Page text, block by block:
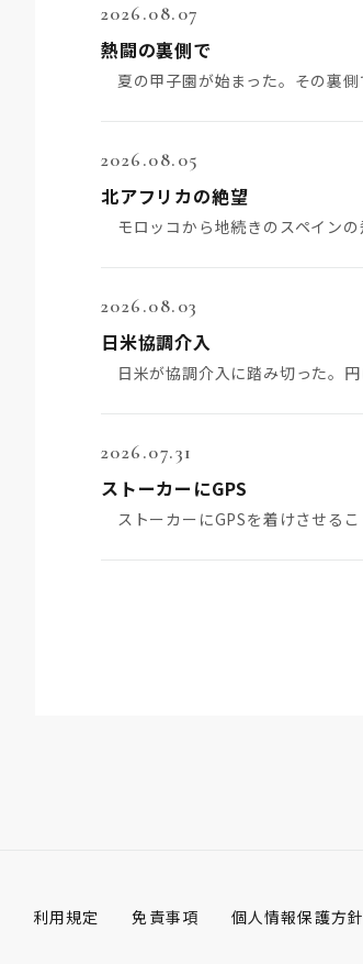
2026.08.07
熱闘の裏側で
2026.08.05
北アフリカの絶望
2026.08.03
日米協調介入
2026.07.31
ストーカーにGPS
利用規定 免責事項 個人情報保護方針